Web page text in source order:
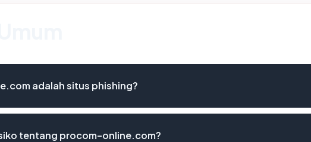
adalah situs phishing?
tentang procom-online.com?